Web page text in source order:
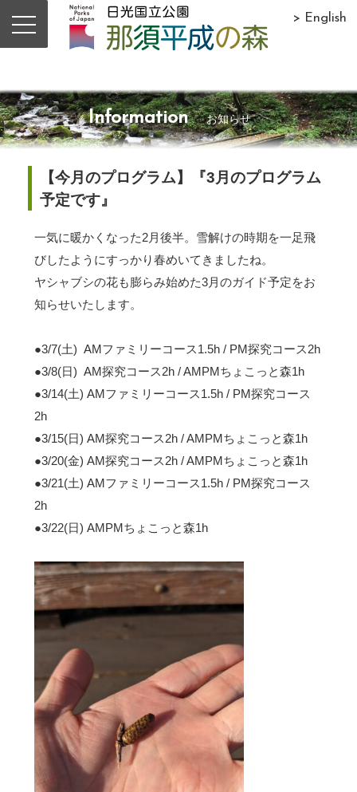
> English
Information お知らせ
【今月のプログラム】『3月のプログラム
予定です』
一気に暖かくなった2月後半。雪解けの時期を一足飛
びしたようにすっかり春めいてきましたね。
ヤシャブシの花も膨らみ始めた3月のガイド予定をお
知らせいたします。
●3/7(土) AMファミリーコース1.5h / PM探究コース2h
●3/8(日) AM探究コース2h / AMPMちょこっと森1h
●3/14(土) AMファミリーコース1.5h / PM探究コース
2h
●3/15(日) AM探究コース2h / AMPMちょこっと森1h
●3/20(金) AM探究コース2h / AMPMちょこっと森1h
●3/21(土) AMファミリーコース1.5h / PM探究コース
2h
●3/22(日) AMPMちょこっと森1h